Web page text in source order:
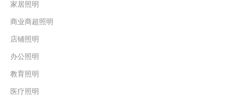
家居照明
商业商超照明
店铺照明
办公照明
教育照明
医疗照明